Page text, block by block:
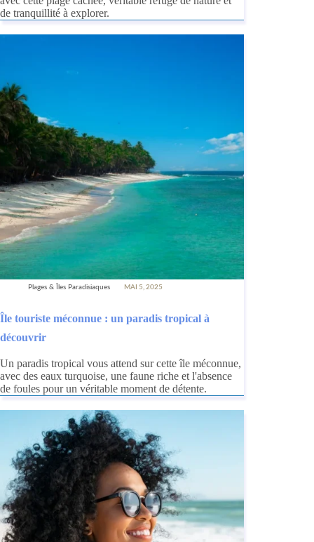
de tranquillité à explorer.
Plages & Îles Paradisiaques MAI 5, 2025
Île touriste méconnue : un paradis tropical à
découvrir
Un paradis tropical vous attend sur cette île méconnue,
avec des eaux turquoise, une faune riche et l'absence
de foules pour un véritable moment de détente.